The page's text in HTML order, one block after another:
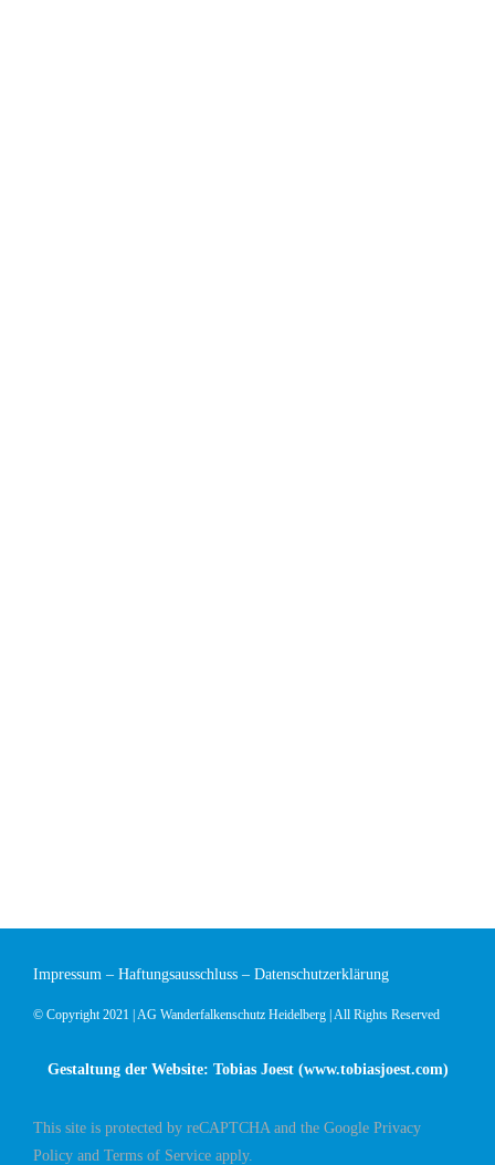
Impressum – Haftungsausschluss – Datenschutzerklärung
© Copyright 2021 | AG Wanderfalkenschutz Heidelberg | All Rights Reserved
Gestaltung der Website: Tobias Joest (www.tobiasjoest.com)
This site is protected by reCAPTCHA and the Google Privacy
Policy and Terms of Service apply.